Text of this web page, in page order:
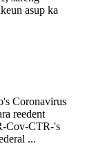
asup ka
Coronavirus
reedent
Cov-CTR-'s
...